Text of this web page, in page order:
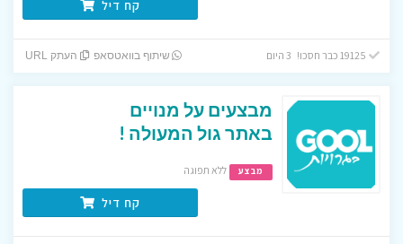
קח דיל
שיתוף בוואטסאפ העתק URL
מבצעים על מנויים
באתר גול המעולה !
מבצע ללא תפוגה
קח דיל